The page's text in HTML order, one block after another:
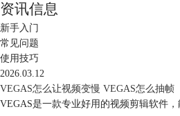
资讯信息
新手入门
常见问题
使用技巧
2026.03.12
VEGAS怎么让视频变慢 VEGAS怎么抽帧
VEGAS是一款专业好用的视频剪辑软件